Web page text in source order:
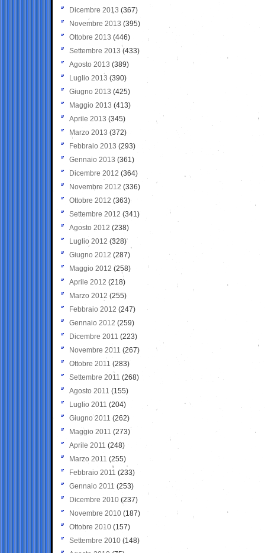
Dicembre 2013 (367)
Novembre 2013 (395)
Ottobre 2013 (446)
Settembre 2013 (433)
Agosto 2013 (389)
Luglio 2013 (390)
Giugno 2013 (425)
Maggio 2013 (413)
Aprile 2013 (345)
Marzo 2013 (372)
Febbraio 2013 (293)
Gennaio 2013 (361)
Dicembre 2012 (364)
Novembre 2012 (336)
Ottobre 2012 (363)
Settembre 2012 (341)
Agosto 2012 (238)
Luglio 2012 (328)
Giugno 2012 (287)
Maggio 2012 (258)
Aprile 2012 (218)
Marzo 2012 (255)
Febbraio 2012 (247)
Gennaio 2012 (259)
Dicembre 2011 (223)
Novembre 2011 (267)
Ottobre 2011 (283)
Settembre 2011 (268)
Agosto 2011 (155)
Luglio 2011 (204)
Giugno 2011 (262)
Maggio 2011 (273)
Aprile 2011 (248)
Marzo 2011 (255)
Febbraio 2011 (233)
Gennaio 2011 (253)
Dicembre 2010 (237)
Novembre 2010 (187)
Ottobre 2010 (157)
Settembre 2010 (148)